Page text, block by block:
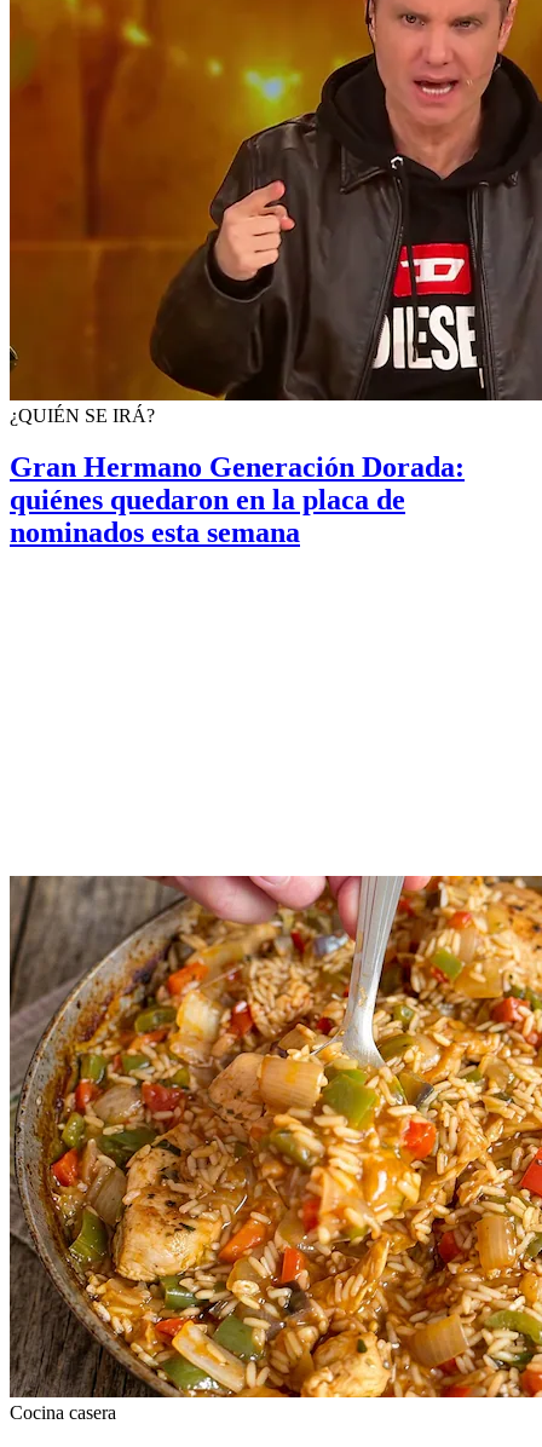
¿QUIÉN SE IRÁ?
Gran Hermano Generación Dorada:
quiénes quedaron en la placa de
nominados esta semana
Cocina casera